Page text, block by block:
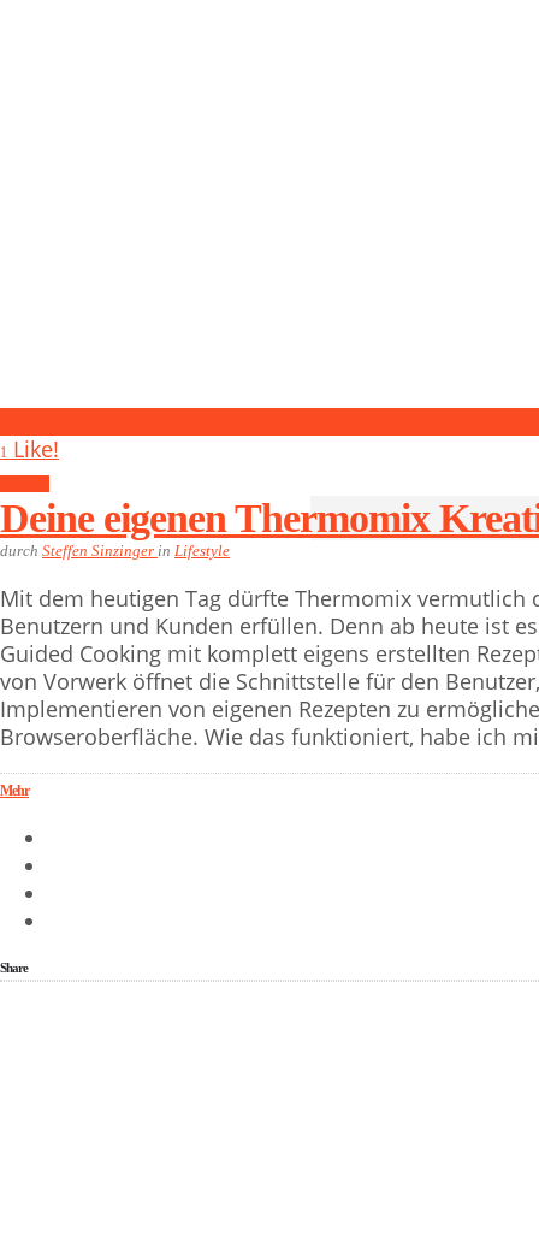
1 Like!
Deine eigenen Thermomix
durch Steffen Sinzinger in Lifestyle
Mit dem heutigen Tag dürfte Thermomix vermutlich
Benutzern und Kunden erfüllen. Denn ab heute ist
Guided Cooking mit komplett eigens erstellten
von Vorwerk öffnet die Schnittstelle für den
Implementieren von eigenen Rezepten zu
Browseroberfläche. Wie das funktioniert, habe ich
Mehr
Share